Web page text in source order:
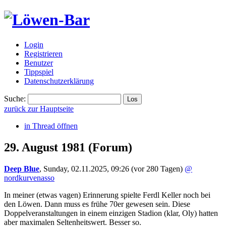
Login
Registrieren
Benutzer
Tippspiel
Datenschutzerklärung
Suche:
zurück zur Hauptseite
in Thread öffnen
29. August 1981 (Forum)
Deep Blue, Sunday, 02.11.2025, 09:26 (vor 280 Tagen) @
nordkurvenasso
In meiner (etwas vagen) Erinnerung spielte Ferdl Keller noch bei
den Löwen. Dann muss es frühe 70er gewesen sein. Diese
Doppelveranstaltungen in einem einzigen Stadion (klar, Oly) hatten
aber maximalen Seltenheitswert. Besser so.